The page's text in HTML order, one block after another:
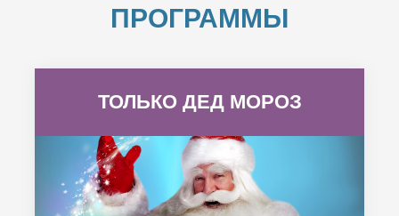
ПРОГРАММЫ
ТОЛЬКО ДЕД МОРОЗ